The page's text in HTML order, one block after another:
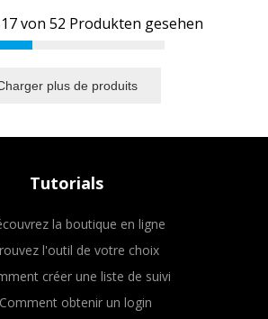
17von 52 Produkten gesehen
plus de produits
Tutorials
la boutique en ligne
l'outil de votre choix
créer une liste de suivi
Comment obtenir un login